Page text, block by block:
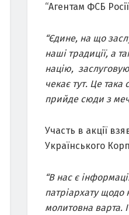
“Агентам ФСБ Росії
“Єдине, на що
наші традиції, а
націю,
чекає тут. Це
прийде сюди з
Участь в акції
Українського
“В нас є
патріархату щодо
молитовна варта.